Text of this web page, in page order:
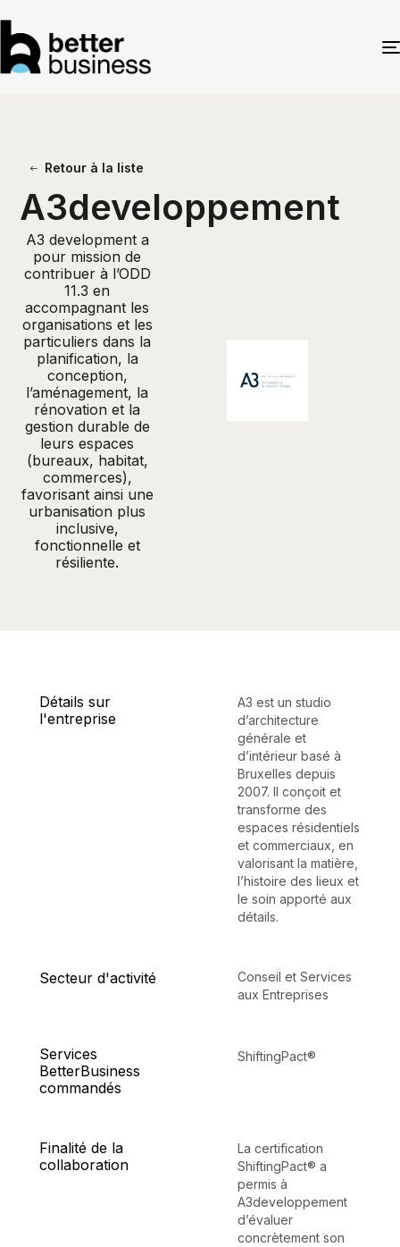
Retour à la liste
A3developpement
A3 development a
pour mission de
contribuer à l’ODD
11.3 en
accompagnant les
organisations et les
particuliers dans la
planification, la
conception,
l’aménagement, la
rénovation et la
gestion durable de
leurs espaces
(bureaux, habitat,
commerces),
favorisant ainsi une
urbanisation plus
inclusive,
fonctionnelle et
résiliente.
Détails sur
l'entreprise
A3 est un studio
d’architecture
générale et
d’intérieur basé à
Bruxelles depuis
2007. Il conçoit et
transforme des
espaces résidentiels
et commerciaux, en
valorisant la matière,
l’histoire des lieux et
le soin apporté aux
détails.
Secteur d'activité
Conseil et Services
aux Entreprises
Services
BetterBusiness
commandés
ShiftingPact®
Finalité de la
collaboration
La certification
ShiftingPact® a
permis à
A3developpement
d’évaluer
concrètement son